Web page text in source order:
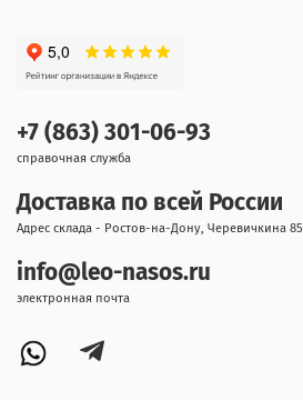
+7 (863) 301-06-93
справочная служба
Доставка по всей России
Адрес склада - Ростов-на-Дону, Черевичкина 85
info@leo-nasos.ru
электронная почта